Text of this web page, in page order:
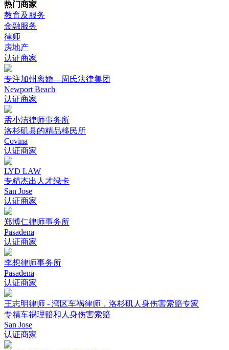
热门商家
教育及服务
金融服务
律师
房地产
认证商家
专注加州离婚—周氏法律集团
Newport Beach
认证商家
孟小洁律师事务所
洛杉矶县的精品移民所
Covina
认证商家
LYD LAW
专精杰出人才绿卡
San Jose
认证商家
郑博仁律师事务所
Pasadena
认证商家
李想律师事务所
Pasadena
认证商家
王志明律师 - 湾区车祸律师，洛杉矶人身伤害索赔专家
专精车祸理赔和人身伤害索赔
San Jose
认证商家